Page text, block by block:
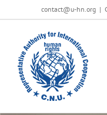
al
contenuto
contact@u-hn.org |